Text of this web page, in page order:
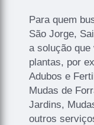
Para quem
São Jorge,
a solução
plantas, por
Adubos e
Mudas de
Jardins,
outros